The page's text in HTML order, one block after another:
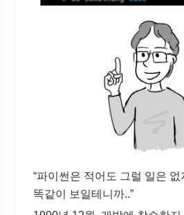
“파이썬은 적어도 그럴 일은
똑같이 보일테니까..”